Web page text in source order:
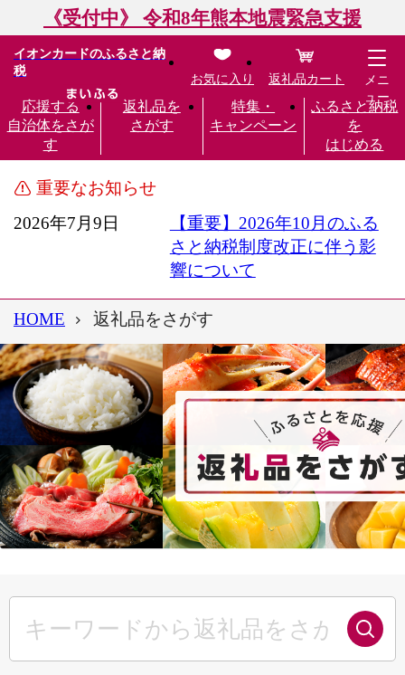
《受付中》 令和8年熊本地震緊急支援
イオンカードのふるさと納
税
応援する
自治体をさが
す
返礼品を
さがす
特集・
キャンペーン
ふるさと納税
を
はじめる
お気に入り 返礼品カート
メニ
ュー
重要なお知らせ
2026年7月9日
【重要】2026年10月のふる
さと納税制度改正に伴う影
響について
HOME 返礼品をさがす